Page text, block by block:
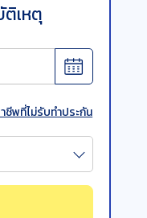
ติเหตุ
ชีพที่ไม่รับทำประกัน